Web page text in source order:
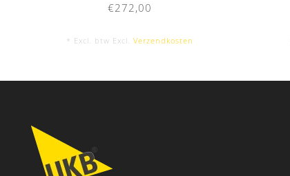
€272,00
* Excl. btw Excl.Verzendkosten